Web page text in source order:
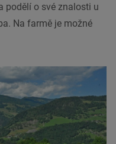
podělí o své znalosti u
Na farmě je možné